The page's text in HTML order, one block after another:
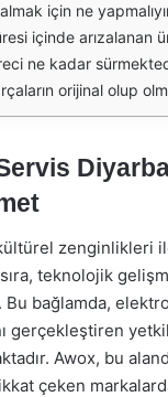
için ne
arızalanan ürünler için ek
ne kadar
orijinal olup olmadığını
zenginlikleri
sıra, teknolojik
Bu bağlamda,
gerçekleştiren
Awox, bu
çeken